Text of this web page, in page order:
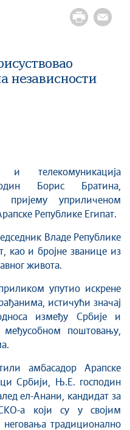
независности
телекомуникација
Борис Братина,
пријему уприличеном
Републике Египат.
Владе Републике
као и бројне званице из
живота.
упутио искрене
истичући значај
између Србије и
поштовању,
амбасадор Арапске
Србији, Њ.Е. господин
ел-Анани, кандидат за
а који су у својим
традиционално